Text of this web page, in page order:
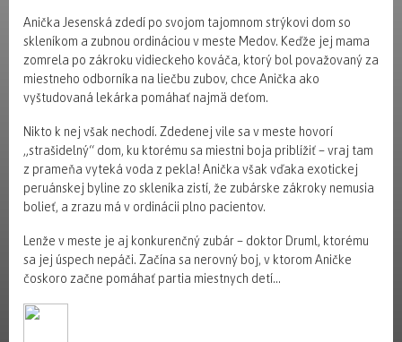
Anička Jesenská zdedí po svojom tajomnom strýkovi dom so
skleníkom a zubnou ordináciou v meste Medov. Keďže jej mama
zomrela po zákroku vidieckeho kováča, ktorý bol považovaný za
miestneho odborníka na liečbu zubov, chce Anička ako
vyštudovaná lekárka pomáhať najmä deťom.
Nikto k nej však nechodí. Zdedenej vile sa v meste hovorí
„strašidelný“ dom, ku ktorému sa miestni boja priblížiť – vraj tam
z prameňa vyteká voda z pekla! Anička však vďaka exotickej
peruánskej byline zo skleníka zistí, že zubárske zákroky nemusia
bolieť, a zrazu má v ordinácii plno pacientov.
Lenže v meste je aj konkurenčný zubár – doktor Druml, ktorému
sa jej úspech nepáči. Začína sa nerovný boj, v ktorom Aničke
čoskoro začne pomáhať partia miestnych detí…